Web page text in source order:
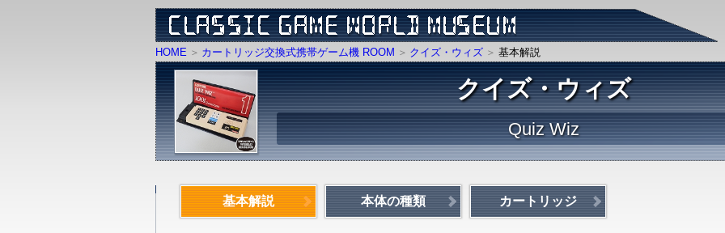
HOME カートリッジ交換式携帯ゲーム機 ROOM クイズ・ウィズ 基本解説
クイズ・ウィズ
Quiz Wiz
基本解説 本体の種類 カートリッジ